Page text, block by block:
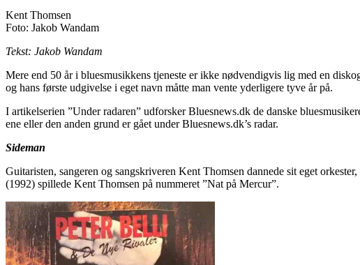
Kent Thomsen
Foto: Jakob Wandam
Tekst: Jakob Wandam
Mere end 50 år i bluesmusikkens tjeneste er ikke nødvendigvis lig med en
og hans første udgivelse i eget navn måtte man vente yderligere tyve år på.
I artikelserien ”Under radaren” udforsker Bluesnews.dk de danske
ene eller den anden grund er gået under Bluesnews.dk’s radar.
Sideman
Guitaristen, sangeren og sangskriveren Kent Thomsen dannede sit eget
(1992) spillede Kent Thomsen på nummeret ”Nat på Mercur”.